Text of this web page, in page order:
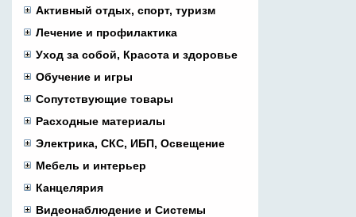
Активный отдых, спорт, туризм
Лечение и профилактика
Уход за собой, Красота и здоровье
Обучение и игры
Сопутствующие товары
Расходные материалы
Электрика, СКС, ИБП, Освещение
Мебель и интерьер
Канцелярия
Видеонаблюдение и Системы